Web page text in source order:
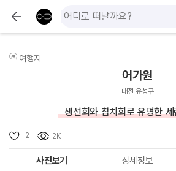
여행지
어가원
대전 유성구
생선회와 참치회로 유명한
2 2K
사진보기 상세정보